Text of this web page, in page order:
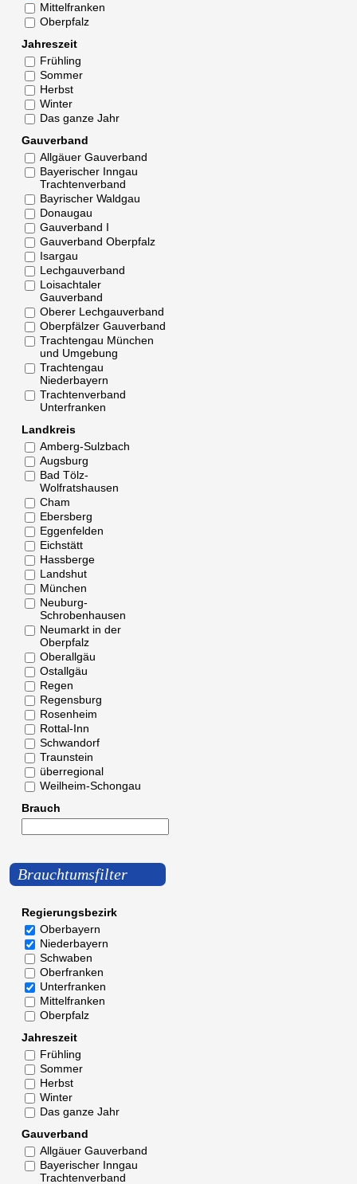
Mittelfranken
Oberpfalz
Jahreszeit
Frühling
Sommer
Herbst
Winter
Das ganze Jahr
Gauverband
Allgäuer Gauverband
Bayerischer Inngau
Trachtenverband
Bayrischer Waldgau
Donaugau
Gauverband I
Gauverband Oberpfalz
Isargau
Lechgauverband
Loisachtaler
Gauverband
Oberer Lechgauverband
Oberpfälzer Gauverband
Trachtengau München
und Umgebung
Trachtengau
Niederbayern
Trachtenverband
Unterfranken
Landkreis
Amberg-Sulzbach
Augsburg
Bad Tölz-
Wolfratshausen
Cham
Ebersberg
Eggenfelden
Eichstätt
Hassberge
Landshut
München
Neuburg-
Schrobenhausen
Neumarkt in der
Oberpfalz
Oberallgäu
Ostallgäu
Regen
Regensburg
Rosenheim
Rottal-Inn
Schwandorf
Traunstein
überregional
Weilheim-Schongau
Brauch
Brauchtumsfilter
Regierungsbezirk
Oberbayern
Niederbayern
Schwaben
Oberfranken
Unterfranken
Mittelfranken
Oberpfalz
Jahreszeit
Frühling
Sommer
Herbst
Winter
Das ganze Jahr
Gauverband
Allgäuer Gauverband
Bayerischer Inngau
Trachtenverband